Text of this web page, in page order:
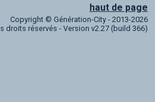
haut de page
Copyright © Génération-City - 2013-2026
droits réservés - Version v2.27 (build 366)